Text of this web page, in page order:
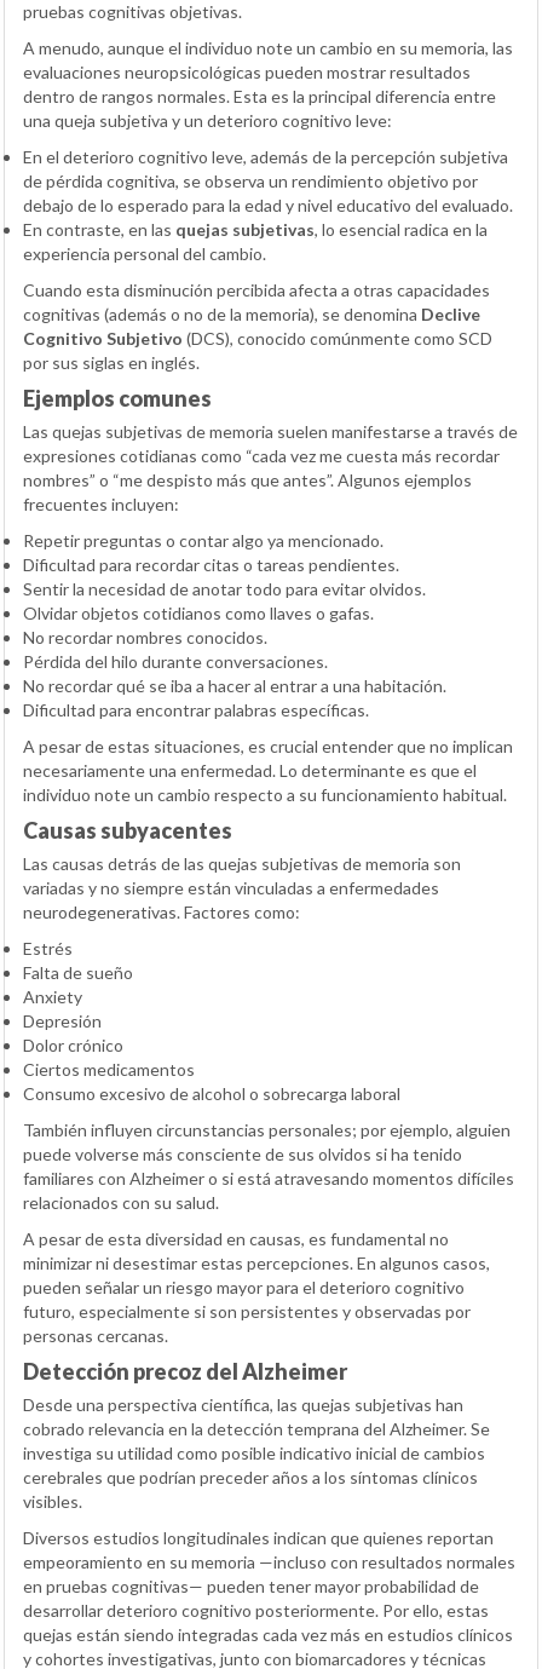
pruebas cognitivas objetivas.
A menudo, aunque el individuo note un cambio en su memoria, las
evaluaciones neuropsicológicas pueden mostrar resultados
dentro de rangos normales. Esta es la principal diferencia entre
una queja subjetiva y un deterioro cognitivo leve:
En el deterioro cognitivo leve, además de la percepción subjetiva
de pérdida cognitiva, se observa un rendimiento objetivo por
debajo de lo esperado para la edad y nivel educativo del evaluado.
En contraste, en las quejas subjetivas, lo esencial radica en la
experiencia personal del cambio.
Cuando esta disminución percibida afecta a otras capacidades
cognitivas (además o no de la memoria), se denomina Declive
Cognitivo Subjetivo (DCS), conocido comúnmente como SCD
por sus siglas en inglés.
Ejemplos comunes
Las quejas subjetivas de memoria suelen manifestarse a través de
expresiones cotidianas como “cada vez me cuesta más recordar
nombres” o “me despisto más que antes”. Algunos ejemplos
frecuentes incluyen:
Repetir preguntas o contar algo ya mencionado.
Dificultad para recordar citas o tareas pendientes.
Sentir la necesidad de anotar todo para evitar olvidos.
Olvidar objetos cotidianos como llaves o gafas.
No recordar nombres conocidos.
Pérdida del hilo durante conversaciones.
No recordar qué se iba a hacer al entrar a una habitación.
Dificultad para encontrar palabras específicas.
A pesar de estas situaciones, es crucial entender que no implican
necesariamente una enfermedad. Lo determinante es que el
individuo note un cambio respecto a su funcionamiento habitual.
Causas subyacentes
Las causas detrás de las quejas subjetivas de memoria son
variadas y no siempre están vinculadas a enfermedades
neurodegenerativas. Factores como:
Estrés
Falta de sueño
Anxiety
Depresión
Dolor crónico
Ciertos medicamentos
Consumo excesivo de alcohol o sobrecarga laboral
También influyen circunstancias personales; por ejemplo, alguien
puede volverse más consciente de sus olvidos si ha tenido
familiares con Alzheimer o si está atravesando momentos difíciles
relacionados con su salud.
A pesar de esta diversidad en causas, es fundamental no
minimizar ni desestimar estas percepciones. En algunos casos,
pueden señalar un riesgo mayor para el deterioro cognitivo
futuro, especialmente si son persistentes y observadas por
personas cercanas.
Detección precoz del Alzheimer
Desde una perspectiva científica, las quejas subjetivas han
cobrado relevancia en la detección temprana del Alzheimer. Se
investiga su utilidad como posible indicativo inicial de cambios
cerebrales que podrían preceder años a los síntomas clínicos
visibles.
Diversos estudios longitudinales indican que quienes reportan
empeoramiento en su memoria —incluso con resultados normales
en pruebas cognitivas— pueden tener mayor probabilidad de
desarrollar deterioro cognitivo posteriormente. Por ello, estas
quejas están siendo integradas cada vez más en estudios clínicos
y cohortes investigativas, junto con biomarcadores y técnicas